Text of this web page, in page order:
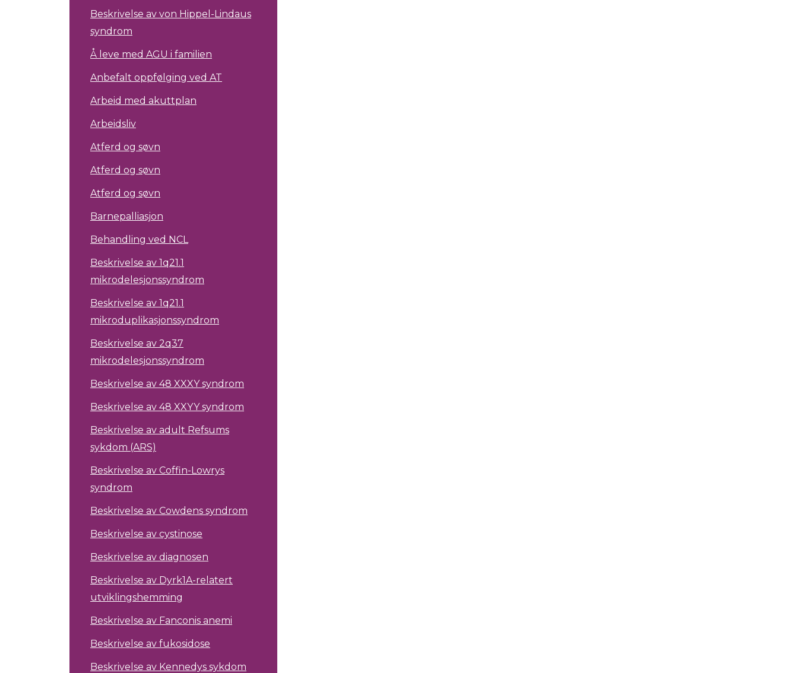
Beskrivelse av von Hippel-Lindaus
syndrom
Å leve med AGU i familien
Anbefalt oppfølging ved AT
Arbeid med akuttplan
Arbeidsliv
Atferd og søvn
Atferd og søvn
Atferd og søvn
Barnepalliasjon
Behandling ved NCL
Beskrivelse av 1q21.1
mikrodelesjonssyndrom
Beskrivelse av 1q21.1
mikroduplikasjonssyndrom
Beskrivelse av 2q37
mikrodelesjonssyndrom
Beskrivelse av 48 XXXY syndrom
Beskrivelse av 48 XXYY syndrom
Beskrivelse av adult Refsums
sykdom (ARS)
Beskrivelse av Coffin-Lowrys
syndrom
Beskrivelse av Cowdens syndrom
Beskrivelse av cystinose
Beskrivelse av diagnosen
Beskrivelse av Dyrk1A-relatert
utviklingshemming
Beskrivelse av Fanconis anemi
Beskrivelse av fukosidose
Beskrivelse av Kennedys sykdom